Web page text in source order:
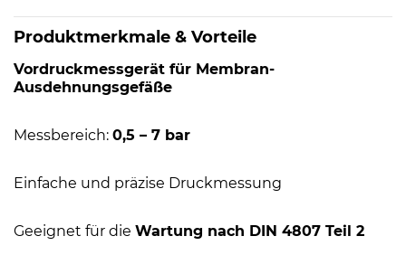
Produktmerkmale & Vorteile
Vordruckmessgerät für Membran-
Ausdehnungsgefäße
Messbereich: 0,5 – 7 bar
Einfache und präzise Druckmessung
Geeignet für die Wartung nach DIN 4807 Teil 2